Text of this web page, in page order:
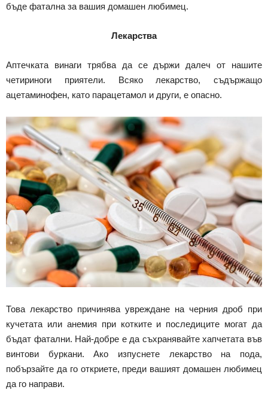
бъде фатална за вашия домашен любимец.
Лекарства
Аптечката винаги трябва да се държи далеч от нашите
четириноги приятели. Всяко лекарство, съдържащо
ацетаминофен, като парацетамол и други, е опасно.
Това лекарство причинява увреждане на черния дроб при
кучетата или анемия при котките и последиците могат да
бъдат фатални. Най-добре е да съхранявайте хапчетата във
винтови буркани. Ако изпуснете лекарство на пода,
побързайте да го откриете, преди вашият домашен любимец
да го направи.